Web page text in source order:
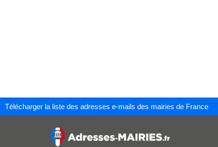
Télécharger la liste des adresses e-mails des mairies de France